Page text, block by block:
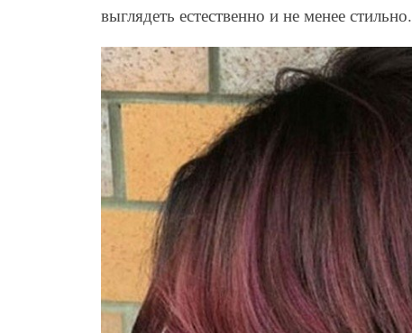
выглядеть естественно и не менее стильно.